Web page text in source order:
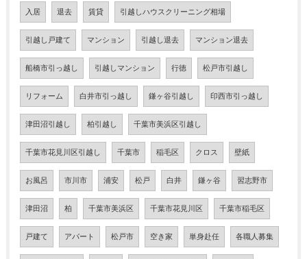
入居 退去 賃貸 引越しハウスクリーニング相場
引越し戸建て マンション 引越し退去 マンション退去
船橋市引っ越し 引越しマンション 行徳 松戸市引越し
リフォーム 白井市引っ越し 鎌ヶ谷引越し 印西市引っ越し
津田沼引越し 柏引越し 千葉市美浜区引越し
千葉市花見川区引越し 千葉市 稲毛区 クロス 壁紙
お風呂 市川市 浦安 松戸 白井 鎌ヶ谷 習志野市
津田沼 柏 千葉市美浜区 千葉市花見川区 千葉市稲毛区
戸建て アパート 松戸市 空き家 単身赴任 各職人募集